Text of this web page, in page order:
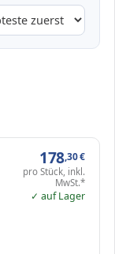
178,30€
pro Stück, inkl.
MwSt.*
✓ auf Lager